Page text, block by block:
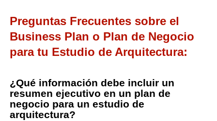
Preguntas Frecuentes sobre el
Business Plan o Plan de Negocio
para tu Estudio de Arquitectura:
¿Qué información debe incluir un
resumen ejecutivo en un plan de
negocio para un estudio de
arquitectura?